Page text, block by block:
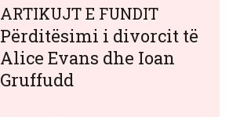
ARTIKUJT E FUNDIT
Përditësimi i divorcit të
Alice Evans dhe Ioan
Gruffudd